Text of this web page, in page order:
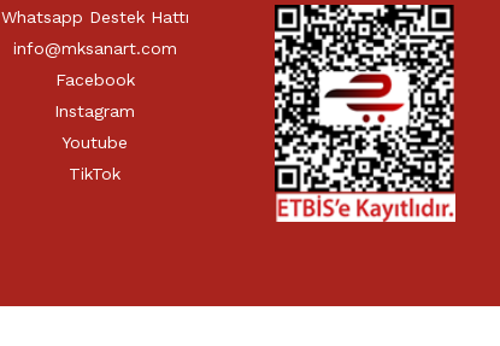
Whatsapp Destek Hattı
info@mksanart.com
Facebook
Instagram
Youtube
TikTok